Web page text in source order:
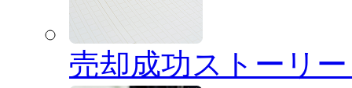
売却成功ストーリ